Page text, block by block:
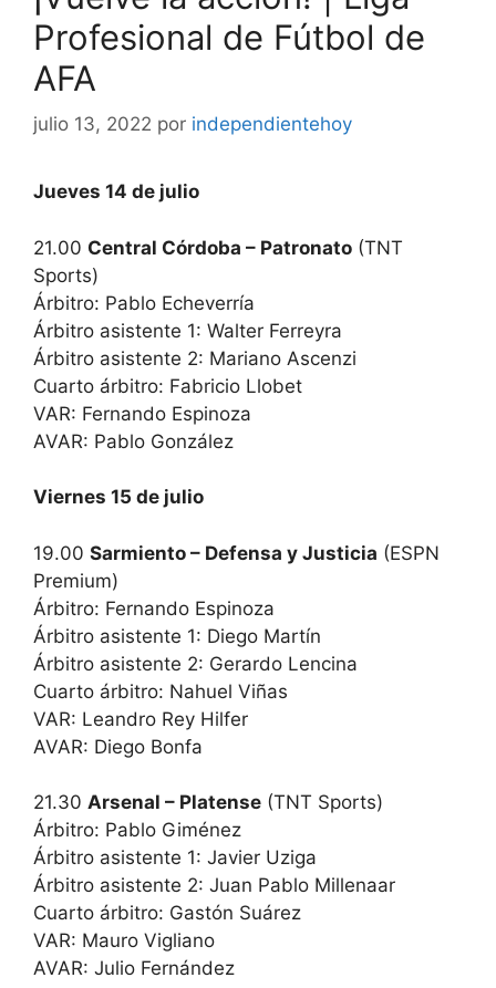
Profesional de Fútbol de
AFA
julio 13, 2022 por independientehoy
Jueves 14 de julio
21.00 Central Córdoba – Patronato (TNT
Sports)
Árbitro: Pablo Echeverría
Árbitro asistente 1: Walter Ferreyra
Árbitro asistente 2: Mariano Ascenzi
Cuarto árbitro: Fabricio Llobet
VAR: Fernando Espinoza
AVAR: Pablo González
Viernes 15 de julio
19.00 Sarmiento – Defensa y Justicia (ESPN
Premium)
Árbitro: Fernando Espinoza
Árbitro asistente 1: Diego Martín
Árbitro asistente 2: Gerardo Lencina
Cuarto árbitro: Nahuel Viñas
VAR: Leandro Rey Hilfer
AVAR: Diego Bonfa
21.30 Arsenal – Platense (TNT Sports)
Árbitro: Pablo Giménez
Árbitro asistente 1: Javier Uziga
Árbitro asistente 2: Juan Pablo Millenaar
Cuarto árbitro: Gastón Suárez
VAR: Mauro Vigliano
AVAR: Julio Fernández